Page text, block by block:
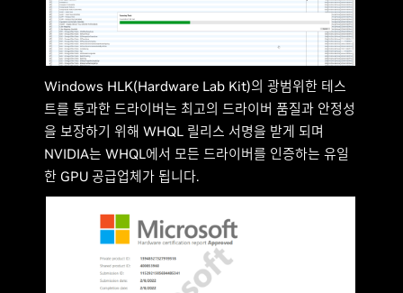
Windows HLK(Hardware Lab Kit)의 광범위한 테스
트를 통과한 드라이버는 최고의 드라이버 품질과 안정성
을 보장하기 위해 WHQL 릴리스 서명을 받게 되며
NVIDIA는 WHQL에서 모든 드라이버를 인증하는 유일
한 GPU 공급업체가 됩니다.